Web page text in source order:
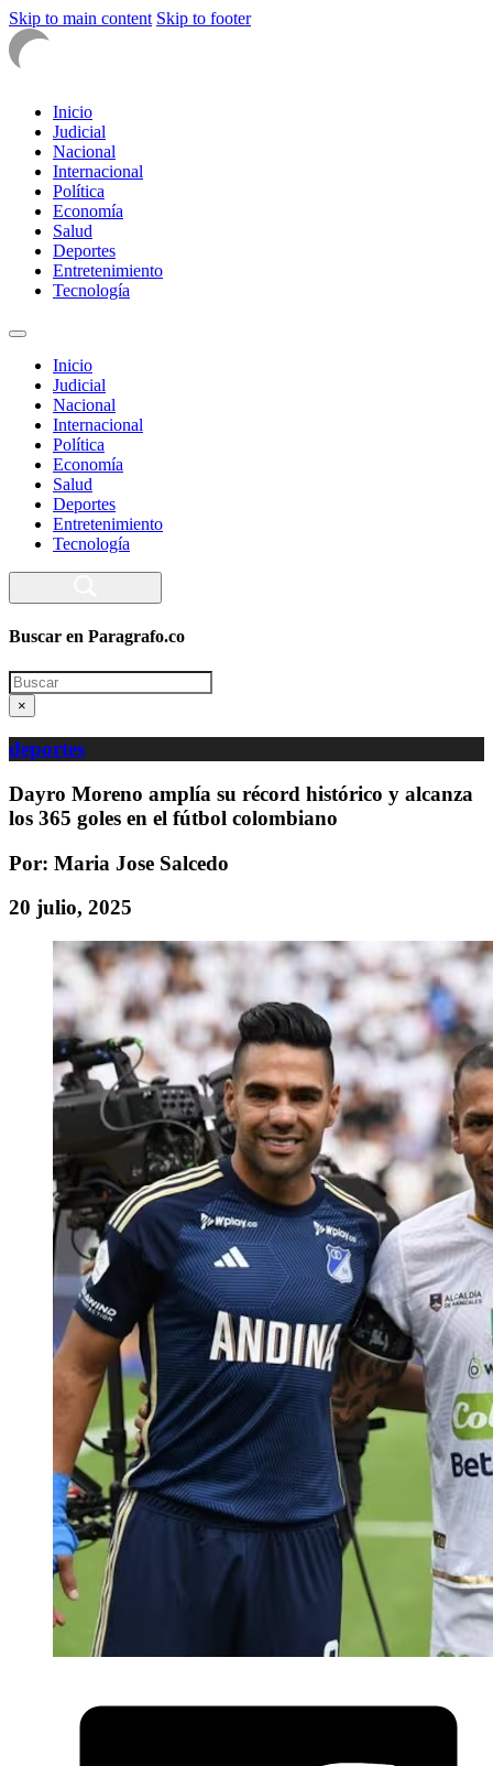
Skip to main content Skip to footer
Inicio
Judicial
Nacional
Internacional
Política
Economía
Salud
Deportes
Entretenimiento
Tecnología
Inicio
Judicial
Nacional
Internacional
Política
Economía
Salud
Deportes
Entretenimiento
Tecnología
Buscar en Paragrafo.co
Search
×
deportes
Dayro Moreno amplía su récord histórico y alcanza
los 365 goles en el fútbol colombiano
Por: Maria Jose Salcedo
20 julio, 2025